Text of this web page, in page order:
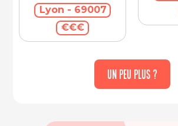
Lyon - 69007
€€€
UN PEU PLUS ?